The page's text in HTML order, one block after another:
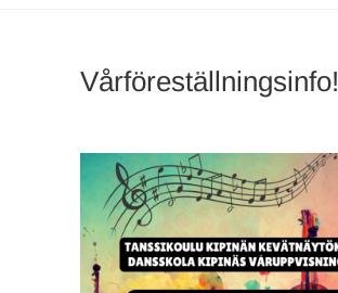
Vårföreställningsinfo!